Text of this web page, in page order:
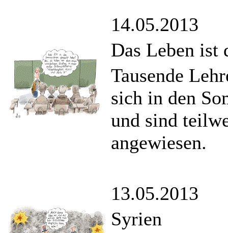
14.05.2013
Das Leben ist
Tausende
sich in den
und sind
angewiesen.
13.05.2013
Syrien